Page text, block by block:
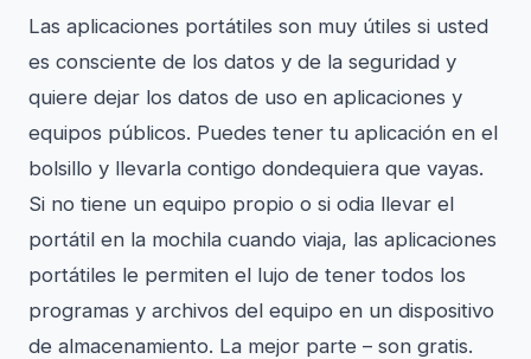
Las aplicaciones portátiles son muy útiles si usted
es consciente de los datos y de la seguridad y
quiere dejar los datos de uso en aplicaciones y
equipos públicos. Puedes tener tu aplicación en el
bolsillo y llevarla contigo dondequiera que vayas.
Si no tiene un equipo propio o si odia llevar el
portátil en la mochila cuando viaja, las aplicaciones
portátiles le permiten el lujo de tener todos los
programas y archivos del equipo en un dispositivo
de almacenamiento. La mejor parte – son gratis.